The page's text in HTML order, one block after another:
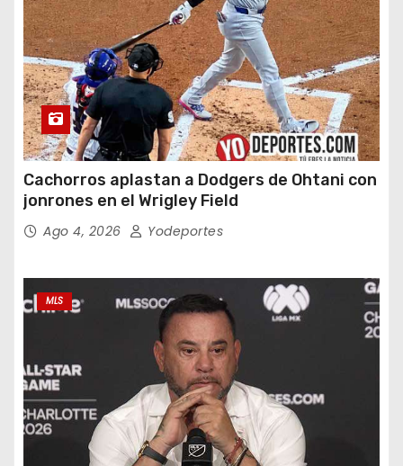
Cachorros aplastan a Dodgers de Ohtani con
jonrones en el Wrigley Field
Ago 4, 2026 Yodeportes
MLS